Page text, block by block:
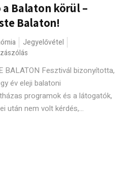
Balaton körül –
Balaton!
Jegyelővétel
BALATON Fesztivál bizonyította,
év eleji balatoni
programok és a látogatók,
után nem volt kérdés,...